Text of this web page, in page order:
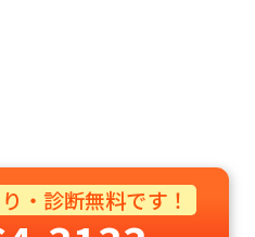
・診断無料です！